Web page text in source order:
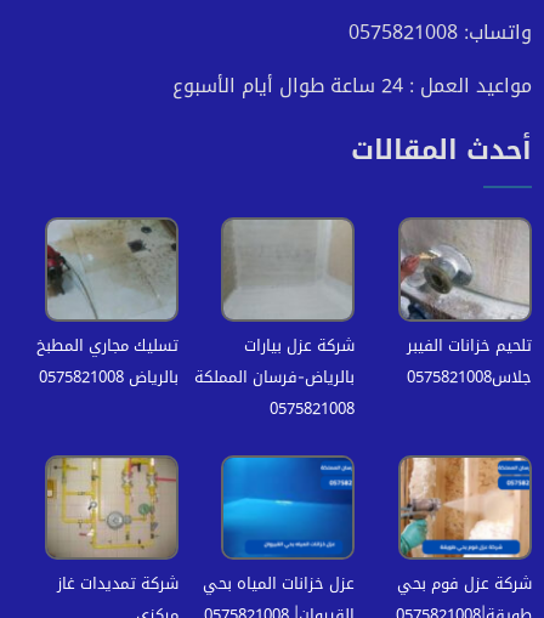
واتساب: 0575821008
مواعيد العمل : 24 ساعة طوال أيام الأسبوع
أحدث المقالات
تلحيم خزانات الفيبر
جلاس0575821008
شركة عزل بيارات
بالرياض-فرسان المملكة
0575821008
تسليك مجاري المطبخ
بالرياض 0575821008
شركة عزل فوم بحي
عزل خزانات المياه بحي
شركة تمديدات غاز